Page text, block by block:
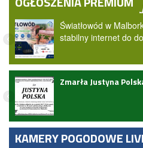
Światłowód w
stabilny internet do
Zmarła Justyna
KAMERY POGODOWE